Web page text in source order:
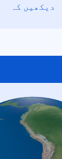
دیکھیں کہ